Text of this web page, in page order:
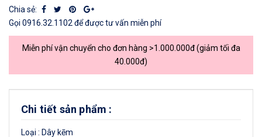
Chia sẻ:
Gọi 0916.32.1102để được tư vấn miễn phí
Miễn phí vận chuyển cho đơn hàng >1.000.000đ (giảm tối đa
40.000đ)
Chi tiết sản phẩm :
Loại : Dây kẽm